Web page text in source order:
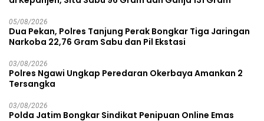
05/08/2026
Dua Pekan, Polres Tanjung Perak Bongkar Tiga Jaringan
Narkoba 22,76 Gram Sabu dan Pil Ekstasi
03/08/2026
Polres Ngawi Ungkap Peredaran Okerbaya Amankan 2
Tersangka
03/08/2026
Polda Jatim Bongkar Sindikat Penipuan Online Emas